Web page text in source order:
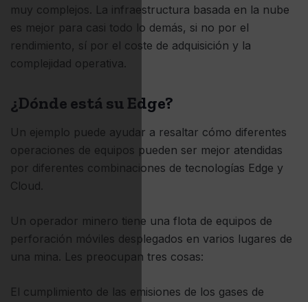
muy complejos. La infraestructura basada en la nube
es mejor para casi todo lo demás, si no por el
rendimiento, sí por el coste de adquisición y la
complejidad operativa.
¿Dónde está su Edge?
Un ejemplo puede ayudar a resaltar cómo diferentes
operaciones de equipos pueden ser mejor atendidas
por diferentes combinaciones de tecnologías Edge y
Cloud.
Un operador minero tiene una flota de equipos de
perforación móviles desplegados en varios lugares de
una mina. Les preocupan tres cosas:
El cumplimiento de las emisiones de los gases de